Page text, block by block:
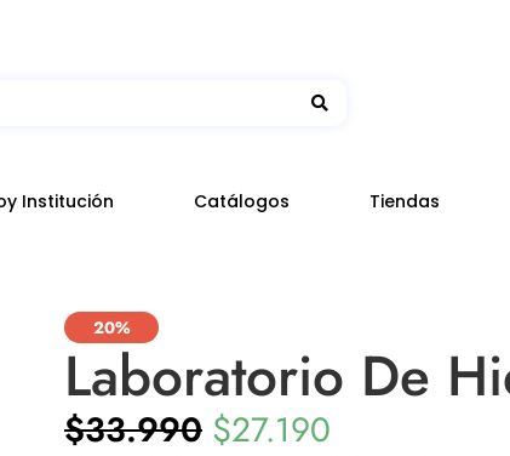
Institución Catálogos Tiendas
20%
Laboratorio De
$33.990 $27.190